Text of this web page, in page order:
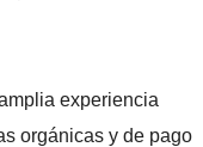
experiencia
orgánicas y de pago